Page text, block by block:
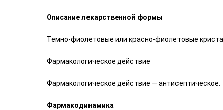
Описание лекарственной формы
Темно-фиолетовые или красно-фиолетовые
Фармакологическое действие
Фармакологическое действие — антисептическое.
Фармакодинамика